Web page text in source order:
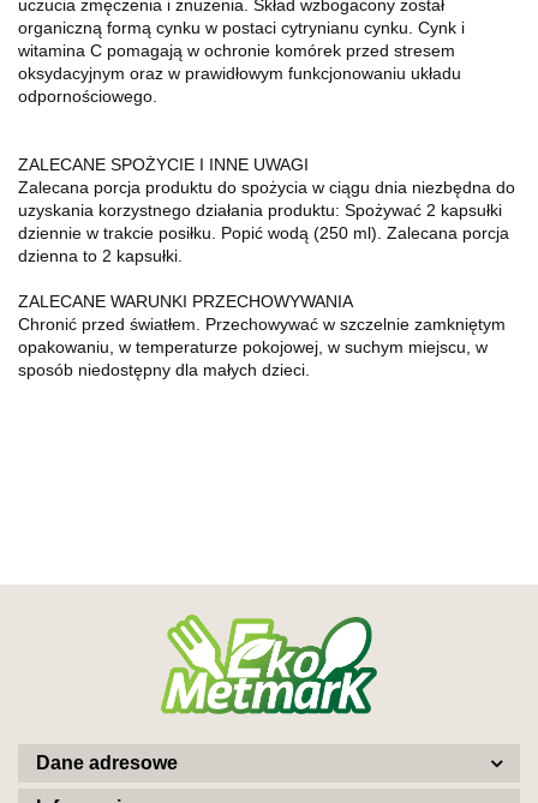
uczucia zmęczenia i znużenia. Skład wzbogacony został
organiczną formą cynku w postaci cytrynianu cynku. Cynk i
witamina C pomagają w ochronie komórek przed stresem
oksydacyjnym oraz w prawidłowym funkcjonowaniu układu
odpornościowego.
ZALECANE SPOŻYCIE I INNE UWAGI
Zalecana porcja produktu do spożycia w ciągu dnia niezbędna do
uzyskania korzystnego działania produktu: Spożywać 2 kapsułki
dziennie w trakcie posiłku. Popić wodą (250 ml). Zalecana porcja
dzienna to 2 kapsułki.
ZALECANE WARUNKI PRZECHOWYWANIA
Chronić przed światłem. Przechowywać w szczelnie zamkniętym
opakowaniu, w temperaturze pokojowej, w suchym miejscu, w
sposób niedostępny dla małych dzieci.
Dane adresowe